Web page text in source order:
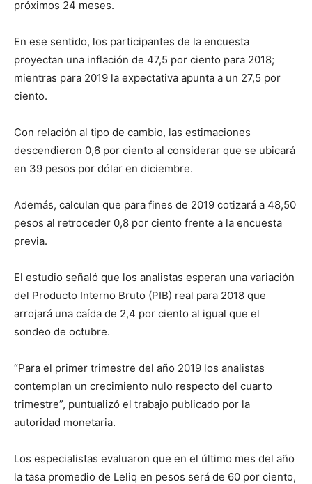
próximos 24 meses.
En ese sentido, los participantes de la encuesta
proyectan una inflación de 47,5 por ciento para 2018;
mientras para 2019 la expectativa apunta a un 27,5 por
ciento.
Con relación al tipo de cambio, las estimaciones
descendieron 0,6 por ciento al considerar que se ubicará
en 39 pesos por dólar en diciembre.
Además, calculan que para fines de 2019 cotizará a 48,50
pesos al retroceder 0,8 por ciento frente a la encuesta
previa.
El estudio señaló que los analistas esperan una variación
del Producto Interno Bruto (PIB) real para 2018 que
arrojará una caída de 2,4 por ciento al igual que el
sondeo de octubre.
“Para el primer trimestre del año 2019 los analistas
contemplan un crecimiento nulo respecto del cuarto
trimestre”, puntualizó el trabajo publicado por la
autoridad monetaria.
Los especialistas evaluaron que en el último mes del año
la tasa promedio de Leliq en pesos será de 60 por ciento,